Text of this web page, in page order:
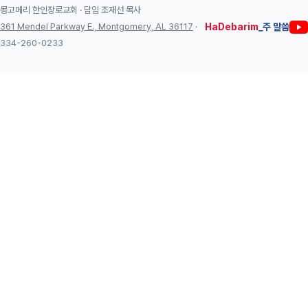
몽고메리 한인장로교회 · 담임 조재선 목사
361 Mendel Parkway E., Montgomery, AL 36117 ·
334-260-0233
HaDebarim _주 말씀